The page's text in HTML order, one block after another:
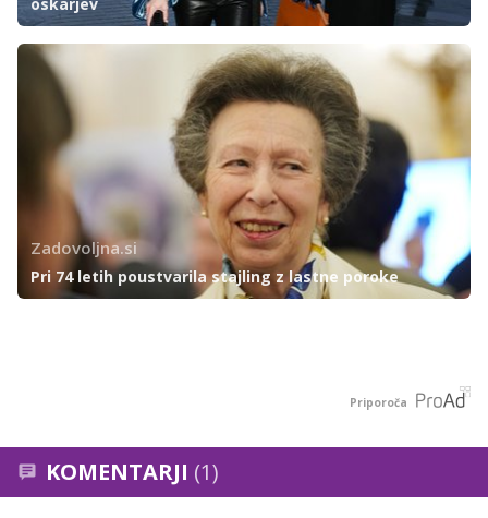
Zadovoljna.si
Pri 74 letih poustvarila stajling z lastne poroke
Priporoča
KOMENTARJI (1)